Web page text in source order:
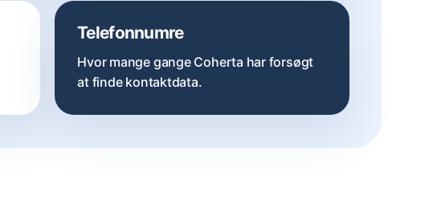
Telefonnumre
Hvor mange gange Coherta har forsøgt
at finde kontaktdata.